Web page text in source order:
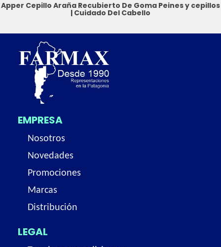
Apper Cepillo Araña Recubierto De Goma Peines y cepillos
| Cuidado Del Cabello
EMPRESA
Nosotros
Novedades
Promociones
Marcas
Distribución
LEGAL